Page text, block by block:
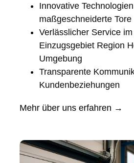
Innovative
maßgeschneiderte Tore
Verlässlicher Service
Einzugsgebiet Region
Umgebung
Transparente
Kundenbeziehungen
Mehr über uns erfahren →